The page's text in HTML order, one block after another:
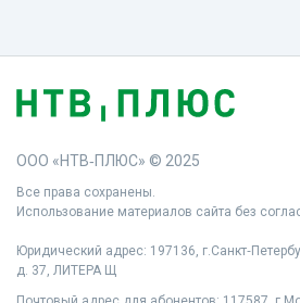
ООО «НТВ‑ПЛЮС» © 2025
Все права сохранены.
Использование материалов сайта без
Юридический адрес: 197136,
д. 37, ЛИТЕРА Щ